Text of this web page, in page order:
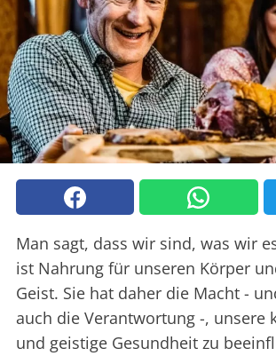
Man sagt, dass wir sind, was wir
ist Nahrung für unseren Körper
Geist. Sie hat daher die Macht -
auch die Verantwortung -, unsere
und geistige Gesundheit zu